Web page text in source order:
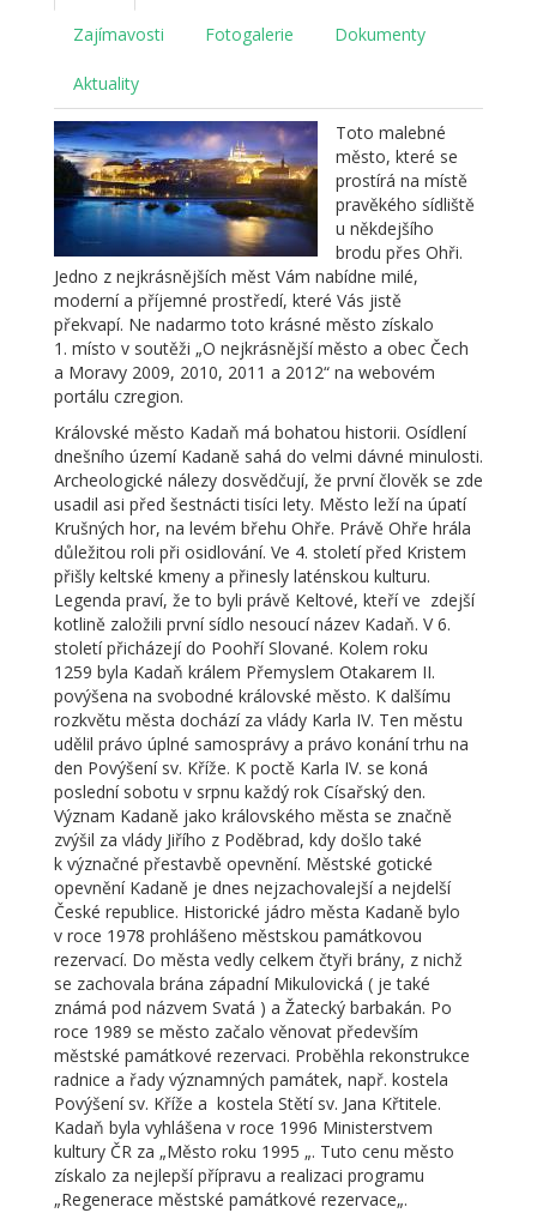
Zajímavosti Fotogalerie Dokumenty
Aktuality
Toto malebné
město, které se
prostírá na místě
pravěkého sídliště
u někdejšího
brodu přes Ohři.
Jedno z nejkrásnějších měst Vám nabídne milé,
moderní a příjemné prostředí, které Vás jistě
překvapí. Ne nadarmo toto krásné město získalo
1. místo v soutěži „O nejkrásnější město a obec Čech
a Moravy 2009, 2010, 2011 a 2012“ na webovém
portálu czregion.
Královské město Kadaň má bohatou historii. Osídlení
dnešního území Kadaně sahá do velmi dávné minulosti.
Archeologické nálezy dosvědčují, že první člověk se zde
usadil asi před šestnácti tisíci lety. Město leží na úpatí
Krušných hor, na levém břehu Ohře. Právě Ohře hrála
důležitou roli při osidlování. Ve 4. století před Kristem
přišly keltské kmeny a přinesly laténskou kulturu.
Legenda praví, že to byli právě Keltové, kteří ve zdejší
kotlině založili první sídlo nesoucí název Kadaň. V 6.
století přicházejí do Poohří Slované. Kolem roku
1259 byla Kadaň králem Přemyslem Otakarem II.
povýšena na svobodné královské město. K dalšímu
rozkvětu města dochází za vlády Karla IV. Ten městu
udělil právo úplné samosprávy a právo konání trhu na
den Povýšení sv. Kříže. K poctě Karla IV. se koná
poslední sobotu v srpnu každý rok Císařský den.
Význam Kadaně jako královského města se značně
zvýšil za vlády Jiřího z Poděbrad, kdy došlo také
k význačné přestavbě opevnění. Městské gotické
opevnění Kadaně je dnes nejzachovalejší a nejdelší
České republice. Historické jádro města Kadaně bylo
v roce 1978 prohlášeno městskou památkovou
rezervací. Do města vedly celkem čtyři brány, z nichž
se zachovala brána západní Mikulovická ( je také
známá pod názvem Svatá ) a Žatecký barbakán. Po
roce 1989 se město začalo věnovat především
městské památkové rezervaci. Proběhla rekonstrukce
radnice a řady významných památek, např. kostela
Povýšení sv. Kříže a kostela Stětí sv. Jana Křtitele.
Kadaň byla vyhlášena v roce 1996 Ministerstvem
kultury ČR za „Město roku 1995 „. Tuto cenu město
získalo za nejlepší přípravu a realizaci programu
„Regenerace městské památkové rezervace„.